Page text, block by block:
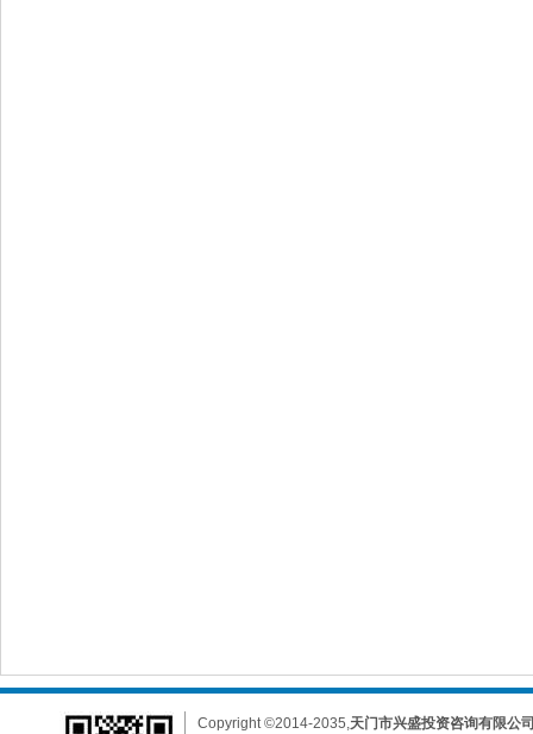
Copyright ©2014-2035,天门市兴盛投资咨询有限公